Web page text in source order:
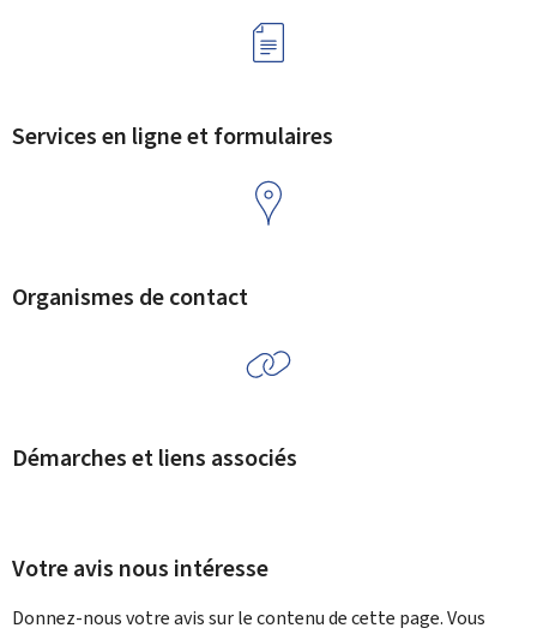
Services en ligne et formulaires
Organismes de contact
Démarches et liens associés
Votre avis nous intéresse
Donnez-nous votre avis sur le contenu de cette page. Vous